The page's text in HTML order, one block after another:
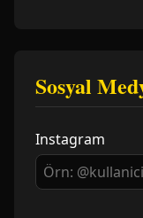
Sosyal
Instagram